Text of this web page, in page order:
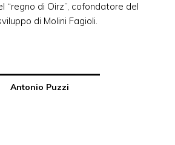
“regno di Oirz”, cofondatore del
di Molini Fagioli.
Antonio Puzzi